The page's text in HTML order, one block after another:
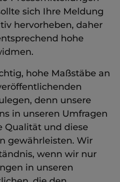
sich Ihre Meldung
hervorheben, daher
hohe
hohe Maßstäbe an
denn unsere
in unseren Umfragen
Qualität und diese
gewährleisten. Wir
wenn wir nur
in unseren